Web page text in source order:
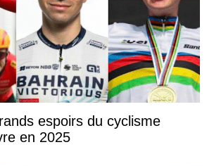
espoirs du cyclisme
en 2025